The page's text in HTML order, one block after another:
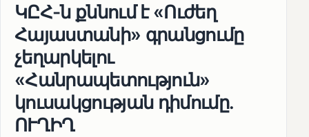
ԿԸՀ-ն քննում է «Ուժեղ
Հայաստանի» գրանցումը
չեղարկելու
«Հանրապետություն»
կուսակցության դիմումը.
ՈՒՂԻՂ